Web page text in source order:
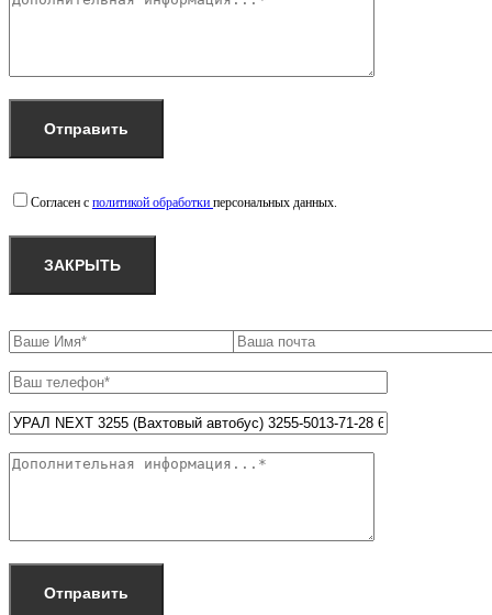
Согласен с политикой обработки персональных данных.
ЗАКРЫТЬ